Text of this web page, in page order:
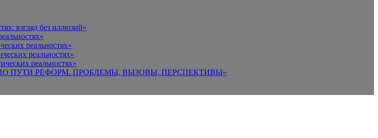
взгляд без иллюзий»
реальностях»
реальностях»
реальностях»
ПУТИ РЕФОРМ. ПРОБЛЕМЫ, ВЫЗОВЫ, ПЕРСПЕКТИВЫ»